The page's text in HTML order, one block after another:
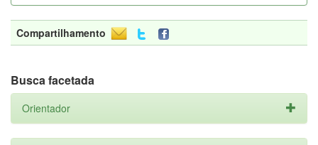
Compartilhamento
Busca facetada
Orientador